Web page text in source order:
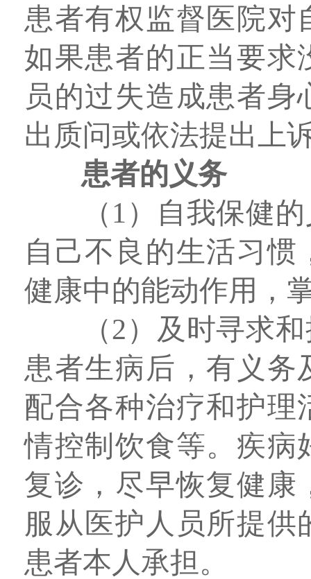
患者有权监督医院对
如果患者的正当要求
员的过失造成患者
出质问或依法提出上
患者的义务
（1）自我保健
自己不良的生活习
健康中的能动作用，
（2）及时寻求
患者生病后，有义务
配合各种治疗和护理
情控制饮食等。疾病
复诊，尽早恢复健康
服从医护人员所提
患者本人承担。